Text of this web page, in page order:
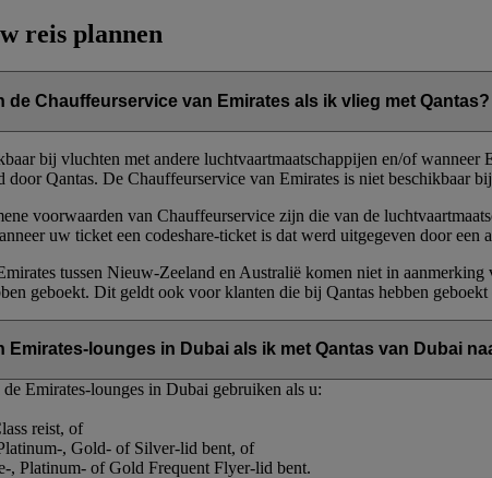
reis plannen
de Chauffeurservice van Emirates als ik vlieg met Qantas?
bij vluchten met andere luchtvaartmaatschappijen en/of
Qantas. De Chauffeurservice van Emirates is niet beschikbaar
voorwaarden van Chauffeurservice zijn die van de
uw ticket een codeshare-ticket is dat werd uitgegeven door een
tussen Nieuw-Zeeland en Australië komen niet in
geboekt. Dit geldt ook voor klanten die bij Qantas hebben geboekt
Emirates-lounges in Dubai als ik met Qantas van Dubai
Emirates-lounges in Dubai gebruiken als u:
reist, of
, Gold- of Silver-lid bent, of
, Platinum- of Gold Frequent Flyer-lid bent.